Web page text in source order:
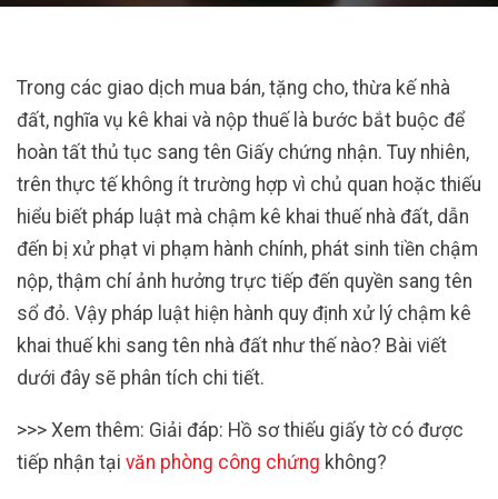
Trong các giao dịch mua bán, tặng cho, thừa kế nhà
đất, nghĩa vụ kê khai và nộp thuế là bước bắt buộc để
hoàn tất thủ tục sang tên Giấy chứng nhận. Tuy nhiên,
trên thực tế không ít trường hợp vì chủ quan hoặc thiếu
hiểu biết pháp luật mà chậm kê khai thuế nhà đất, dẫn
đến bị xử phạt vi phạm hành chính, phát sinh tiền chậm
nộp, thậm chí ảnh hưởng trực tiếp đến quyền sang tên
sổ đỏ. Vậy pháp luật hiện hành quy định xử lý chậm kê
khai thuế khi sang tên nhà đất như thế nào? Bài viết
dưới đây sẽ phân tích chi tiết.
>>> Xem thêm: Giải đáp: Hồ sơ thiếu giấy tờ có được
tiếp nhận tại văn phòng công chứng không?